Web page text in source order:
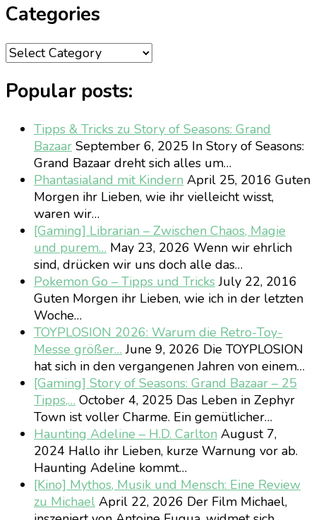
Categories
Categories
Popular posts:
Tipps & Tricks zu Story of Seasons: Grand
Bazaar September 6, 2025 In Story of Seasons:
Grand Bazaar dreht sich alles um…
Phantasialand mit Kindern April 25, 2016 Guten
Morgen ihr Lieben, wie ihr vielleicht wisst,
waren wir…
[Gaming] Librarian – Zwischen Chaos, Magie
und purem… May 23, 2026 Wenn wir ehrlich
sind, drücken wir uns doch alle das…
Pokemon Go – Tipps und TricksJuly 22, 2016
Guten Morgen ihr Lieben, wie ich in der letzten
Woche…
TOYPLOSION 2026: Warum die Retro-Toy-
Messe größer… June 9, 2026 Die TOYPLOSION
hat sich in den vergangenen Jahren von einem…
[Gaming] Story of Seasons: Grand Bazaar – 25
Tipps,… October 4, 2025 Das Leben in Zephyr
Town ist voller Charme. Ein gemütlicher…
Haunting Adeline – H.D. Carlton August 7,
2024 Hallo ihr Lieben, kurze Warnung vor ab.
Haunting Adeline kommt…
[Kino] Mythos, Musik und Mensch: Eine Review
zu Michael April 22, 2026 Der Film Michael,